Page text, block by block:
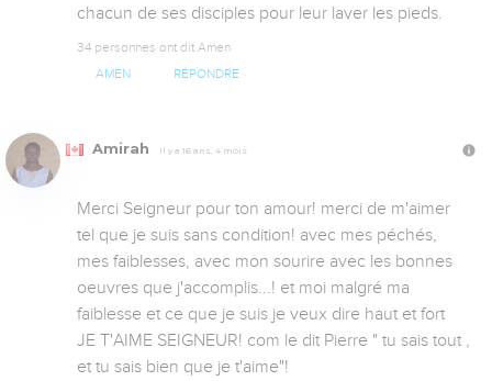
chacun de ses disciples pour leur laver les pieds.
34 personnes ont dit Amen
AMEN RÉPONDRE
Amirah Il y a 16 ans, 4 mois
Merci Seigneur pour ton amour! merci de m'aimer
tel que je suis sans condition! avec mes péchés,
mes faiblesses, avec mon sourire avec les bonnes
oeuvres que j'accomplis...! et moi malgré ma
faiblesse et ce que je suis je veux dire haut et fort
JE T'AIME SEIGNEUR! com le dit Pierre " tu sais tout ,
et tu sais bien que je t'aime"!